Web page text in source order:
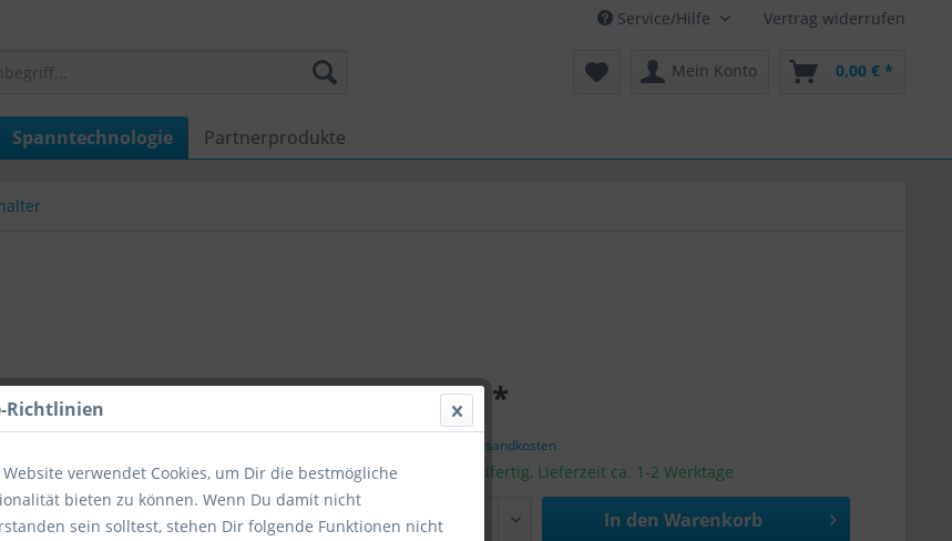
Service/Hilfe Vertrag widerrufen
Mein Konto 0,00 € *
Spanntechnologie Partnerprodukte
142,65 € *
1 Stück
zzgl. Versandkosten
Sofort versandfertig, Lieferzeit ca. 1-2 Werktage
In den Warenkorb
Richtlinien
Website verwendet Cookies, um Dir die bestmögliche
bieten zu können. Wenn Du damit nicht
sein solltest, stehen Dir folgende Funktionen nicht